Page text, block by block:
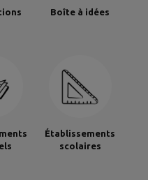
Boîte à idées
Établissements
scolaires